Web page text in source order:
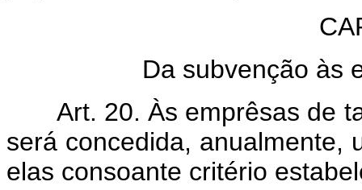
Da subvenção às
Art. 20. Às emprêsas de
será concedida, anualmente,
elas consoante critério